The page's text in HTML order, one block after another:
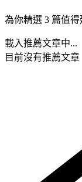
為你精選 3 篇值
載入推薦文章中...
目前沒有推薦文章